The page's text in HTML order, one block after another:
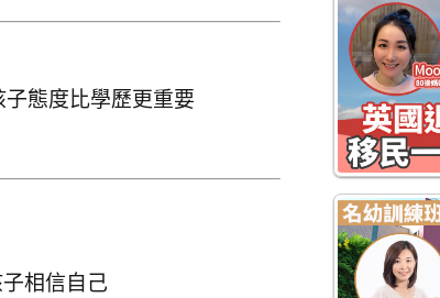
態度比學歷更重要
相信自己